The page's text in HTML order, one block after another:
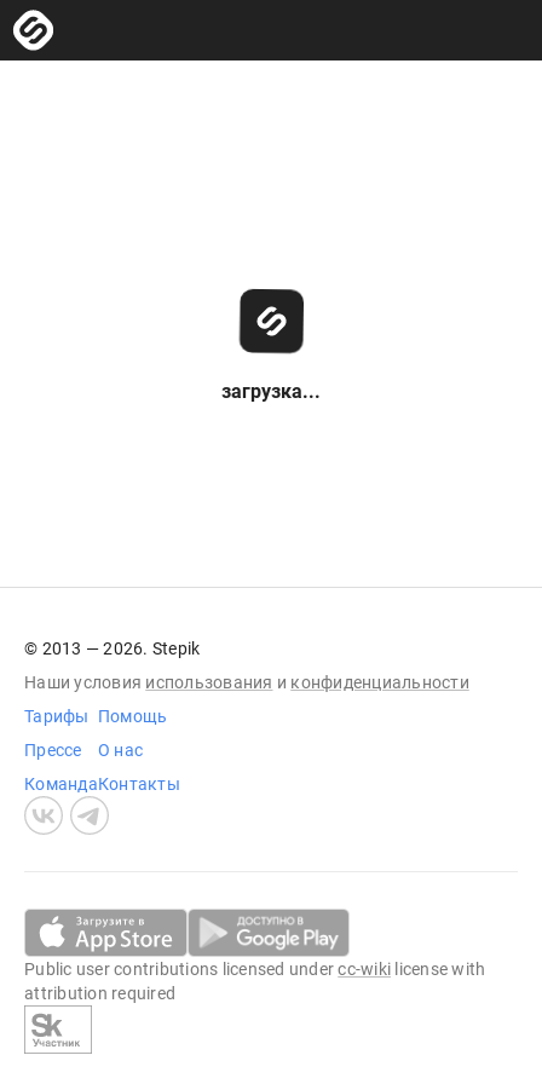
загрузка...
© 2013 — 2026. Stepik
Наши условия использования и конфиденциальности
Тарифы
Прессе
Команда
Помощь
О нас
Контакты
Public user contributions licensed undercc-wiki license with
attribution required